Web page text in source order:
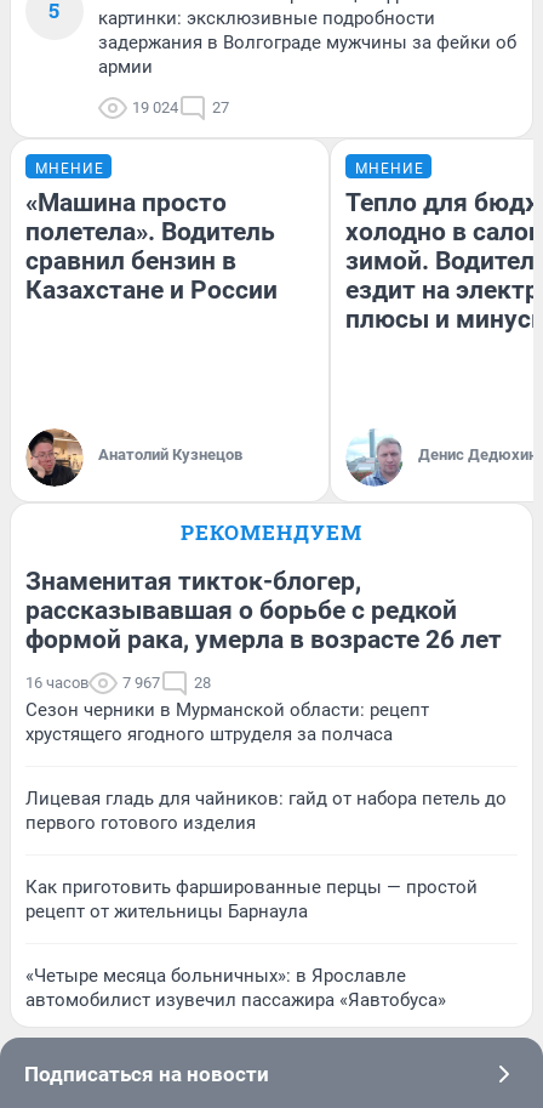
5
картинки: эксклюзивные подробности
задержания в Волгограде мужчины за фейки об
армии
19 024 27
МНЕНИЕ
«Машина просто
полетела». Водитель
сравнил бензин в
Казахстане и России
Анатолий Кузнецов
МНЕНИЕ
Тепло для
холодно в
зимой.
ездит на
плюсы и
Денис Дедюхин
РЕКОМЕНДУЕМ
Знаменитая тикток-блогер,
рассказывавшая о борьбе с редкой
формой рака, умерла в возрасте 26 лет
16 часов 7 967 28
Сезон черники в Мурманской области: рецепт
хрустящего ягодного штруделя за полчаса
Лицевая гладь для чайников: гайд от набора петель до
первого готового изделия
Как приготовить фаршированные перцы — простой
рецепт от жительницы Барнаула
«Четыре месяца больничных»: в Ярославле
автомобилист изувечил пассажира «Яавтобуса»
Подписаться на новости